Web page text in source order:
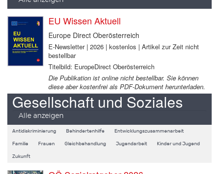
EU Wissen Aktuell
Europe Direct Oberösterreich
E-Newsletter | 2026 | kostenlos | Artikel zur Zeit nicht
bestellbar
Titelbild: EuropeDirect Oberösterreich
Die Publikation ist online nicht bestellbar. Sie können
diese aber kostenfrei als PDF-Dokument herunterladen.
Gesellschaft und Soziales
Alle anzeigen
Antidiskriminierung Behindertenhilfe Entwicklungszusammenarbeit
Familie Frauen Gleichbehandlung Jugendarbeit Kinder und Jugend
Zukunft